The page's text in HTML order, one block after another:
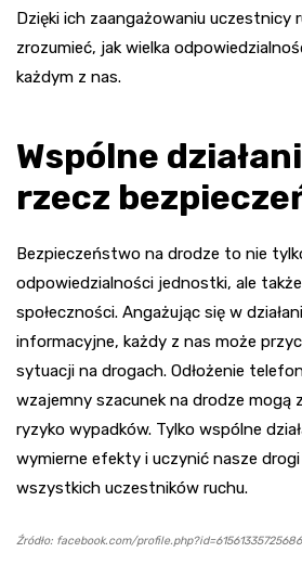
Dzięki ich zaangażowaniu uczestnicy
zrozumieć, jak wielka
każdym z nas.
Wspólne
rzecz
Bezpieczeństwo na drodze to nie
odpowiedzialności jednostki, ale
społeczności. Angażując się w
informacyjne, każdy z nas może
sytuacji na drogach. Odłożenie
wzajemny szacunek na drodze mogą
ryzyko wypadków. Tylko wspólne
wymierne efekty i uczynić nasze
wszystkich uczestników ruchu.
Źródło: facebook.com/profile.php?id=61561335725686